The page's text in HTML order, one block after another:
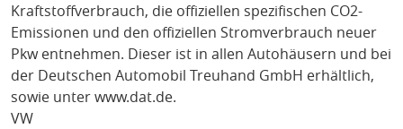
Kraftstoffverbrauch, die offiziellen spezifischen CO2-
Emissionen und den offiziellen Stromverbrauch neuer
Pkw entnehmen. Dieser ist in allen Autohäusern und bei
der Deutschen Automobil Treuhand GmbH erhältlich,
sowie unter www.dat.de.
VW